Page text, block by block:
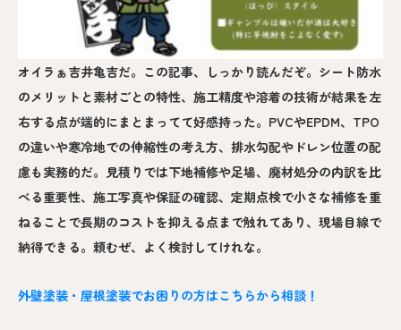
オイラぁ吉井亀吉だ。この記事、しっかり読んだぞ。シート防水
のメリットと素材ごとの特性、施工精度や溶着の技術が結果を左
右する点が端的にまとまってて好感持った。PVCやEPDM、TPO
の違いや寒冷地での伸縮性の考え方、排水勾配やドレン位置の配
慮も実務的だ。見積りでは下地補修や足場、廃材処分の内訳を比
べる重要性、施工写真や保証の確認、定期点検で小さな補修を重
ねることで長期のコストを抑える点まで触れてあり、現場目線で
納得できる。頼むぜ、よく検討してけれな。
外壁塗装・屋根塗装でお困りの方はこちらから相談！